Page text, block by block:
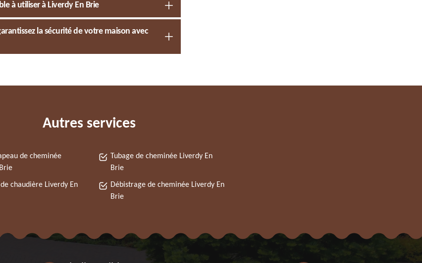
à utiliser à Liverdy En Brie
la sécurité de votre maison avec
Autres services
de cheminée
chaudière Liverdy En
Tubage de cheminée Liverdy En
Brie
Débistrage de cheminée Liverdy En
Brie